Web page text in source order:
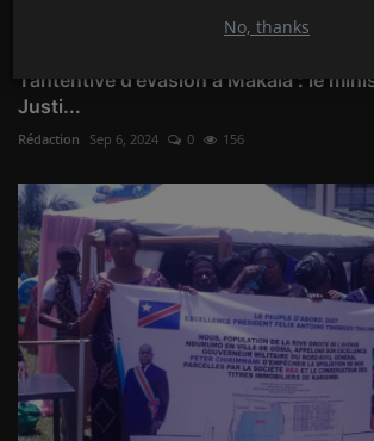
No, thanks
Tantentive d'évasion à Makala : le
Justi...
Rédaction Sep 6, 2024 0 156